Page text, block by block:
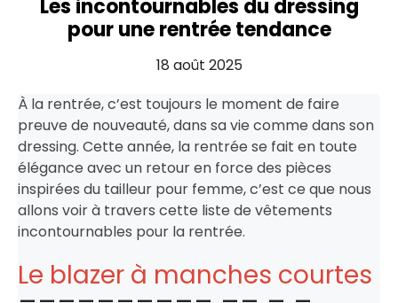
Les incontournables du dressing
pour une rentrée tendance
18 août 2025
À la rentrée, c’est toujours le moment de faire
preuve de nouveauté, dans sa vie comme dans son
dressing. Cette année, la rentrée se fait en toute
élégance avec un retour en force des pièces
inspirées du tailleur pour femme, c’est ce que nous
allons voir à travers cette liste de vêtements
incontournables pour la rentrée.
Le blazer à manches courtes